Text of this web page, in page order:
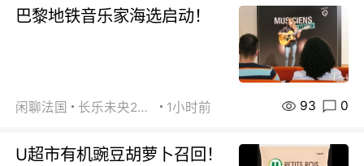
巴黎地铁音乐家海选启动！
闲聊法国 长乐未央2015 1小时前 93 0
U超市有机豌豆胡萝卜召回！